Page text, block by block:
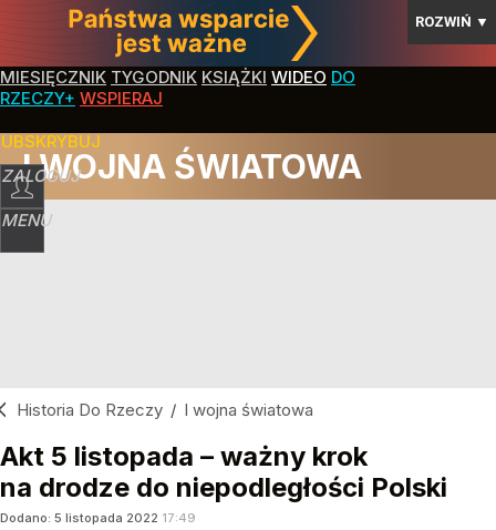
ROZWIŃ ▼
MIESIĘCZNIK TYGODNIK KSIĄŻKI WIDEO DO
RZECZY+ WSPIERAJ
ZALOGUJ
MENU
I WOJNA ŚWIATOWA
Historia Do Rzeczy / I wojna światowa
Akt 5 listopada – ważny krok
na drodze do niepodległości Polski
Dodano: 5 listopada 2022 17:49